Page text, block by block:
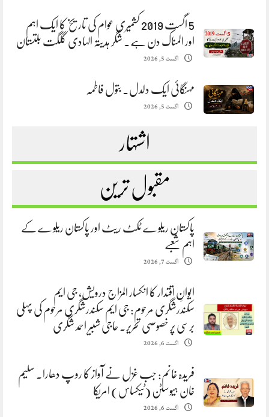
5 اگست 2019 کشمیری عوام کی تاریخ کا ایک اہم
اور المناک دن ہے. شگر ہدیتہ الہادی گلگت بلتستان
اگست 5, 2026
مہنگائی ایک دلدل. بتول فاطمہ
اگست 5, 2026
اشتہار
مقبول ترین
پاکستان ریلوے ٹکٹ ریٹ اور پاکستان ریلوے کے
اہم شعبے
اگست 7, 2026
ایوانِ اقتدار کا انکسار المزاج درویش، جی ایم
سکندرشگری مرحوم: جی ایم سکندرشگری مرحوم کی پہلی
برسی پر خصوصی تحریر. حاجی شبیر احمد شگری
اگست 6, 2026
فریدہ خانم: جب غزل نے آواز کا روپ دھارا. سلیم
خان ہیوسٹن (ٹیکساس) امریکا
اگست 6, 2026